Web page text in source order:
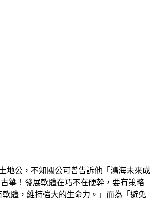
地公，不知關公可曾告訴他「鴻海未來成
箏！發展軟體在巧不在硬幹，要有策略
體，維持強大的生命力。」而為「避免